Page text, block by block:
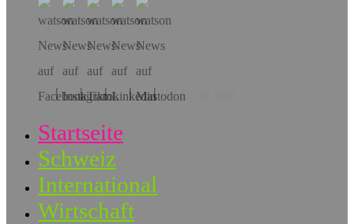
Hol dir die App!
Startseite
Schweiz
International
Wirtschaft